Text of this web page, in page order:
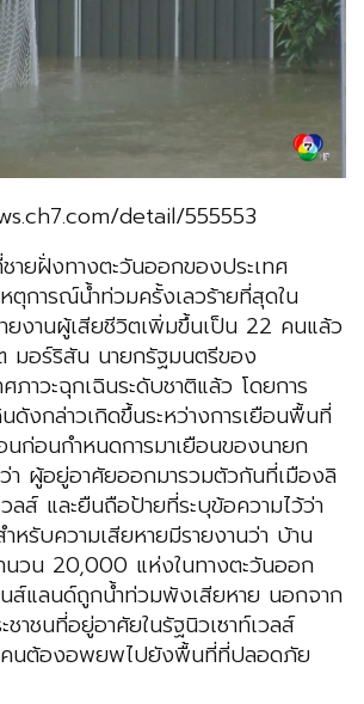
detail/555553
ยฝั่งทางตะวันออกของประเทศ
ตุการณ์น้ำท่วมครั้งเลวร้ายที่สุดใน
ยงานผู้เสียชีวิตเพิ่มขึ้นเป็น 22 คนแล้ว
มอร์ริสัน นายกรัฐมนตรีของ
ภาวะฉุกเฉินระดับชาติแล้ว โดยการ
นดังกล่าวเกิดขึ้นระหว่างการเยือนพื้นที่
ก่อนกำหนดการมาเยือนของนายก
า ผู้อยู่อาศัยออกมารวมตัวกันที่เมืองลิ
ลส์ และยืนถือป้ายที่ระบุข้อความไว้ว่า
รับความเสียหายมีรายงานว่า บ้าน
นวน 20,000 แห่งในทางตะวันออก
ส์แลนด์ถูกน้ำท่วมพังเสียหาย นอกจาก
าชนที่อยู่อาศัยในรัฐนิวเซาท์เวลส์
นต้องอพยพไปยังพื้นที่ที่ปลอดภัย